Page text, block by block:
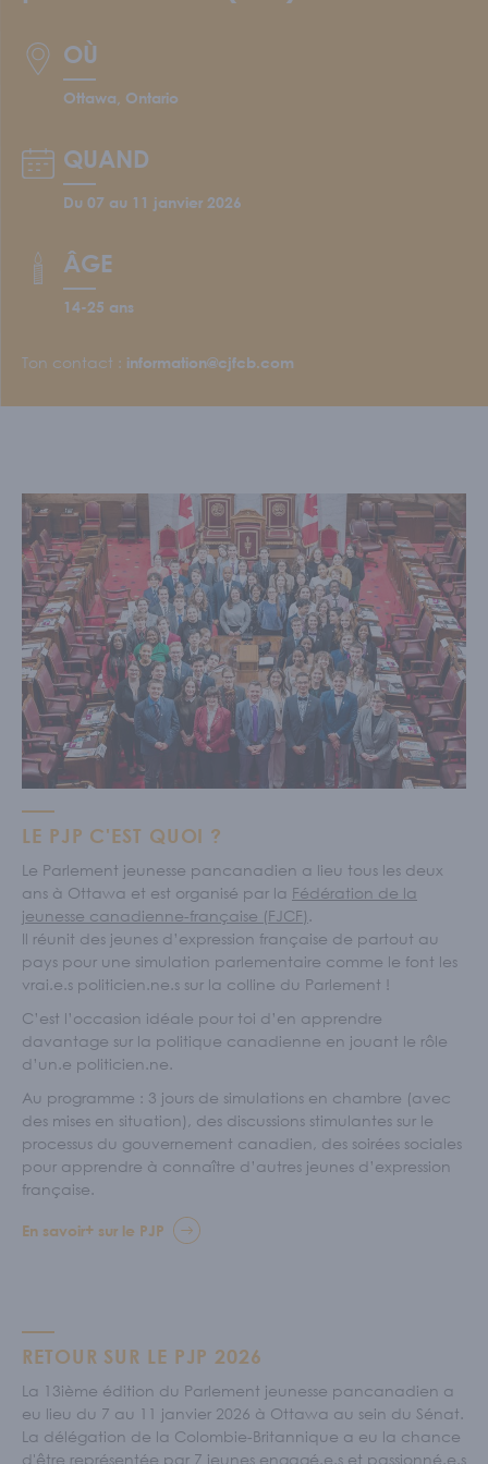
Écoles et personnel enseignant
S'IMPLIQUER
Nos membres
Programme Connecte
ACTUALITÉS
OÙ
Ottawa, Ontario
QUAND
Du 07 au 11 janvier 2026
ÂGE
14-25 ans
Ton contact : information@cjfcb.com
LE PJP C'EST QUOI ?
Le Parlement jeunesse pancanadien a lieu tous les deux
ans à Ottawa et est organisé par la Fédération de la
jeunesse canadienne-française (FJCF) .
Il réunit des jeunes d’expression française de partout au
pays pour une simulation parlementaire comme le font les
vrai.e.s politicien.ne.s sur la colline du Parlement !
C’est l’occasion idéale pour toi d’en apprendre
davantage sur la politique canadienne en jouant le rôle
d’un.e politicien.ne.
Au programme : 3 jours de simulations en chambre (avec
des mises en situation), des discussions stimulantes sur le
processus du gouvernement canadien, des soirées sociales
pour apprendre à connaître d’autres jeunes d’expression
française.
En savoir+ sur le PJP
RETOUR SUR LE PJP 2026
La 13ième édition du Parlement jeunesse pancanadien a
eu lieu du 7 au 11 janvier 2026 à Ottawa au sein du Sénat.
La délégation de la Colombie-Britannique a eu la chance
d'être représentée par 7 jeunes engagé.e.s et passionné.e.s